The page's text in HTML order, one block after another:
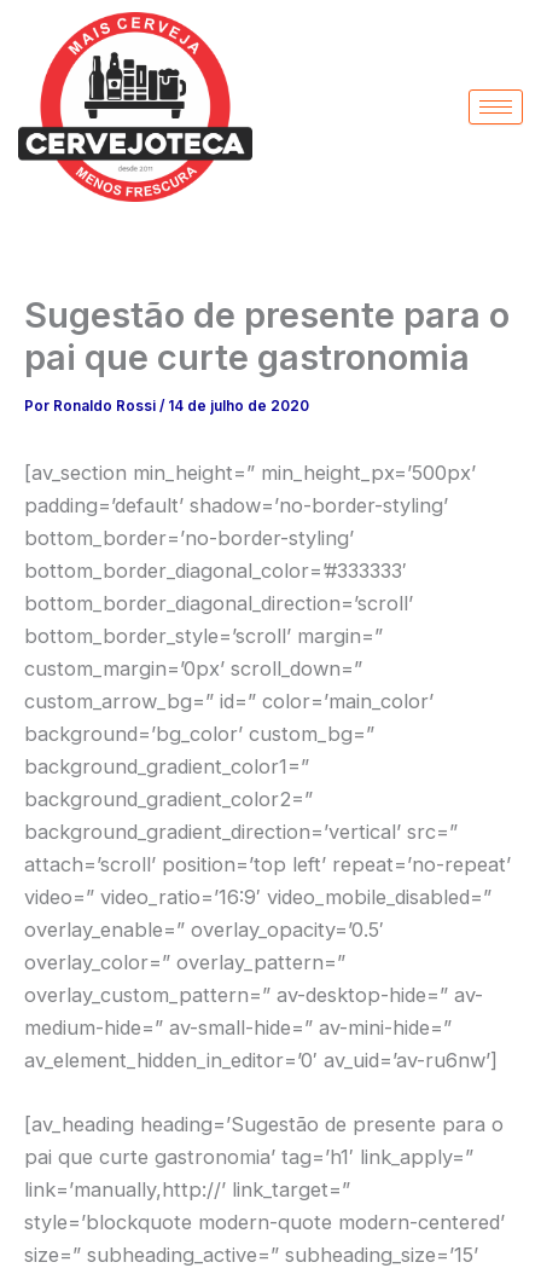
conteúdo
Sugestão de presente para o
pai que curte gastronomia
Por Ronaldo Rossi / 14 de julho de 2020
[av_section min_height=” min_height_px=’500px’
padding=’default’ shadow=’no-border-styling’
bottom_border=’no-border-styling’
bottom_border_diagonal_color=’#333333′
bottom_border_diagonal_direction=’scroll’
bottom_border_style=’scroll’ margin=”
custom_margin=’0px’ scroll_down=”
custom_arrow_bg=” id=” color=’main_color’
background=’bg_color’ custom_bg=”
background_gradient_color1=”
background_gradient_color2=”
background_gradient_direction=’vertical’ src=”
attach=’scroll’ position=’top left’ repeat=’no-repeat’
video=” video_ratio=’16:9′ video_mobile_disabled=”
overlay_enable=” overlay_opacity=’0.5′
overlay_color=” overlay_pattern=”
overlay_custom_pattern=” av-desktop-hide=” av-
medium-hide=” av-small-hide=” av-mini-hide=”
av_element_hidden_in_editor=’0′ av_uid=’av-ru6nw’]
[av_heading heading=’Sugestão de presente para o
pai que curte gastronomia’ tag=’h1′ link_apply=”
link=’manually,http://’ link_target=”
style=’blockquote modern-quote modern-centered’
size=” subheading_active=” subheading_size=’15’